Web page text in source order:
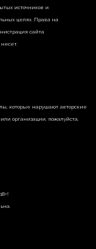
источников и
целях. Права на
сайта
которые нарушают авторские
организации, пожалуйста,